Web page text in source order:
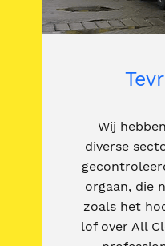
Wij
diverse
orgaan, die
zoals het
lof over All